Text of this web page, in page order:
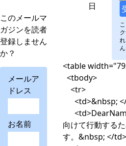
このメールマ
ガジンを読者
登録しません
か？
メールア
ドレス
お名前
日
ん
<table
<tbody>
<tr>
<td>&nbsp;
向けて行動する
す。&nbsp; </td>